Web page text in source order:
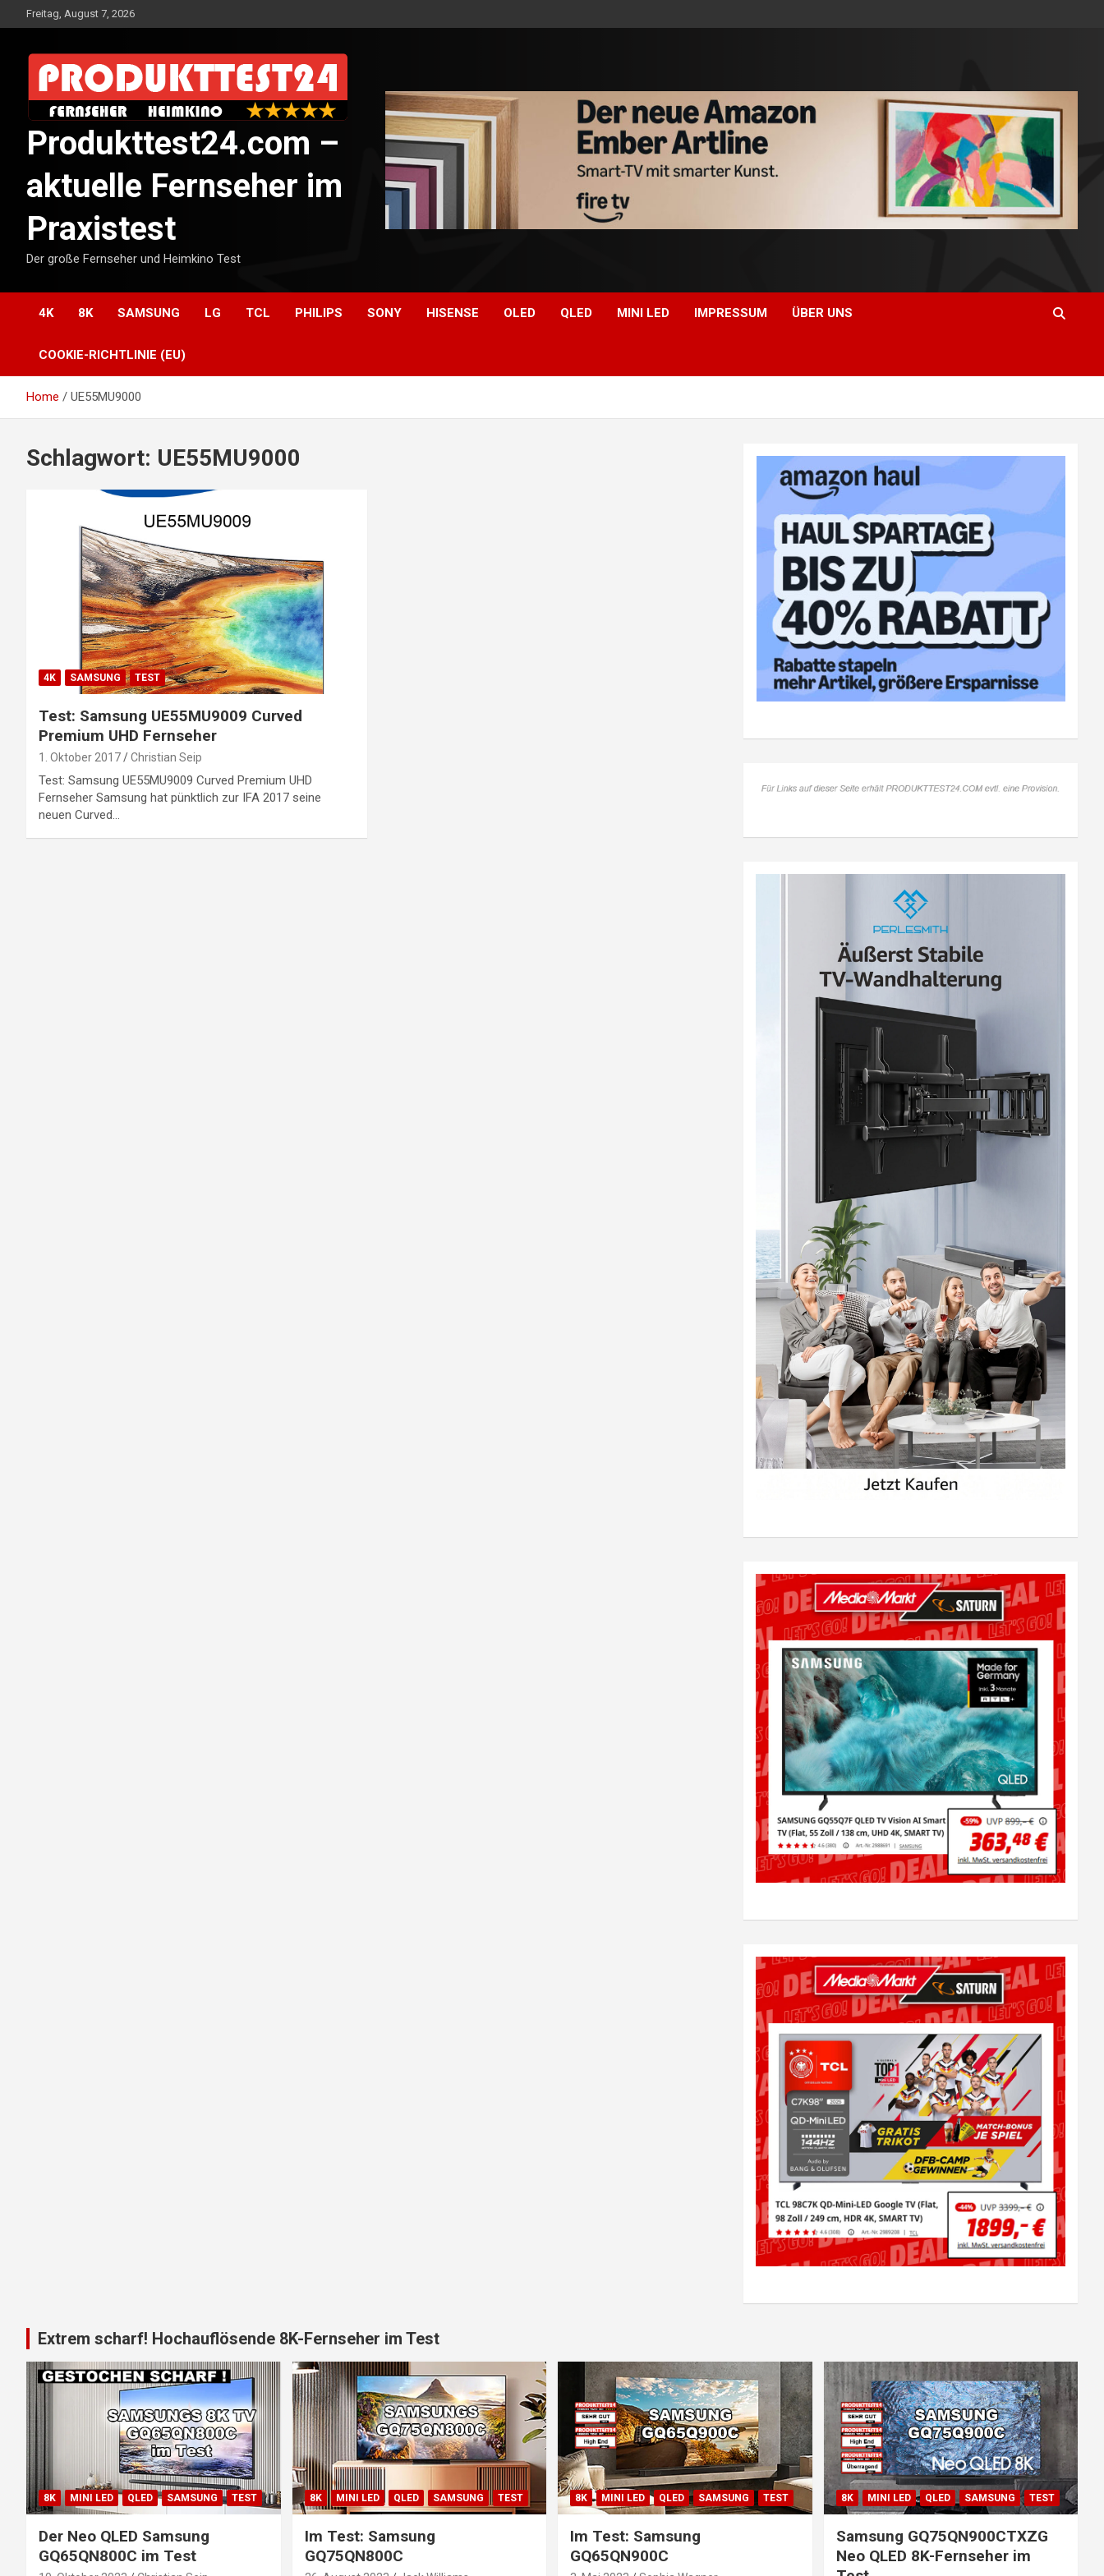
to
Freitag, August 7, 2026
Produkttest24.com –
aktuelle Fernseher im
Praxistest
Der große Fernseher und Heimkino Test
4K 8K SAMSUNG LG TCL PHILIPS SONY HISENSE OLED QLED MINI LED IMPRESSUM ÜBER UNS
COOKIE-RICHTLINIE (EU)
Home UE55MU9000
Schlagwort: UE55MU9000
4K SAMSUNG TEST
Test: Samsung UE55MU9009 Curved
Premium UHD Fernseher
1. Oktober 2017 Christian Seip
Test: Samsung UE55MU9009 Curved Premium UHD
Fernseher Samsung hat pünktlich zur IFA 2017 seine
neuen Curved…
Extrem scharf! Hochauflösende 8K-Fernseher im Test
8K MINI LED QLED SAMSUNG TEST
Der Neo QLED Samsung
GQ65QN800C im Test
8K MINI LED QLED SAMSUNG TEST
Im Test: Samsung
GQ75QN800C
8K MINI LED QLED SAMSUNG TEST
Im Test: Samsung
GQ65QN900C
8K MINI LED QLED SAMSUNG TEST
Samsung GQ75QN900CTXZG
Neo QLED 8K-Fernseher im